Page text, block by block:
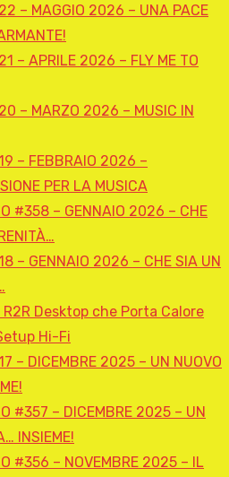
– MAGGIO 2026 – UNA PACE
– APRILE 2026 – FLY ME TO
– MARZO 2026 – MUSIC IN
– FEBBRAIO 2026 –
PER LA MUSICA
#358 – GENNAIO 2026 – CHE
– GENNAIO 2026 – CHE SIA UN
R2R Desktop che Porta Calore
Hi-Fi
– DICEMBRE 2025 – UN NUOVO
#357 – DICEMBRE 2025 – UN
INSIEME!
#356 – NOVEMBRE 2025 – IL